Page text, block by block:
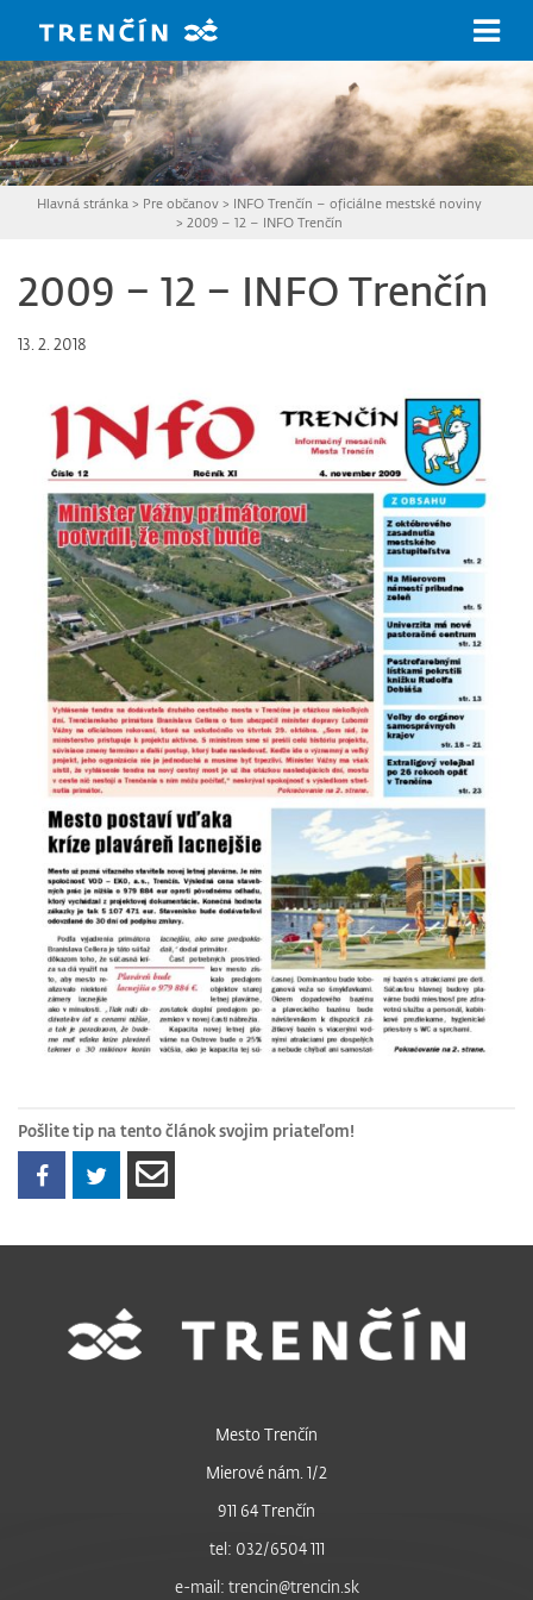
Hlavná stránka > Pre občanov > INFO Trenčín – oficiálne mestské noviny
> 2009 – 12 – INFO Trenčín
2009 – 12 – INFO Trenčín
13. 2. 2018
Pošlite tip na tento článok svojim priateľom!
Mesto Trenčín
Mierové nám. 1/2
911 64 Trenčín
tel: 032/6504 111
e-mail: trencin@trencin.sk